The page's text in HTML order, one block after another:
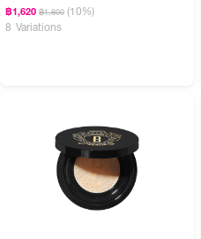
฿1,620 ฿1,800 (10%)
8 Variations